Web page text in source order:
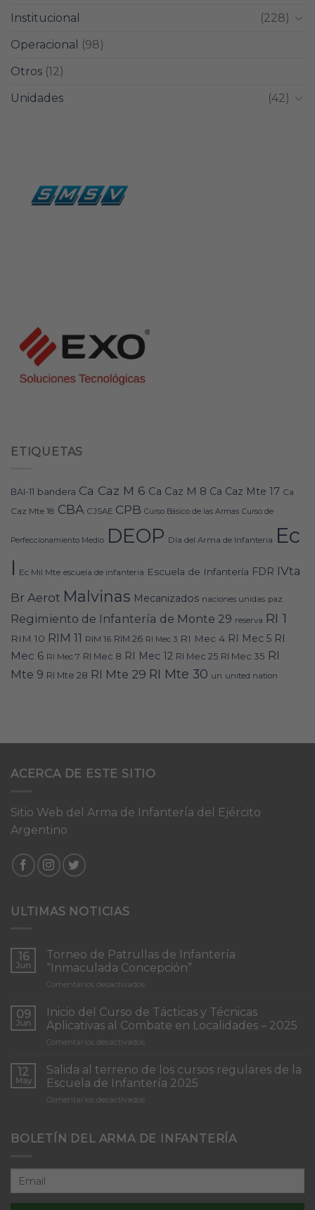
Institucional
(228)
Operacional
(98)
Otros (12)
Unidades
(42)
ETIQUETAS
BAI-11 bandera Ca Caz M 6 Ca Caz M 8 Ca Caz Mte 17 Ca
Caz Mte 18 CBA CJSAE CPB Curso Básico de las Armas Curso de
Perfeccionamiento Medio DEOP Día del Arma de Infantería Ec
I Ec Mil Mte escuela de infanteria Escuela de Infantería FDR IVta
Br Aerot Malvinas Mecanizados naciones unidas paz
Regimiento de Infantería de Monte 29 reserva RI 1
RIM 10 RIM 11 RIM 16 RIM 26 RI Mec 3 RI Mec 4 RI Mec 5 RI
Mec 6 RI Mec 7 RI Mec 8 RI Mec 12 RI Mec 25 RI Mec 35 RI
Mte 9 RI Mte 28 RI Mte 29 RI Mte 30 un united nation
ACERCA DE ESTE SITIO
Sitio Web del Arma de Infantería del Ejército
Argentino
ULTIMAS NOTICIAS
16
Jun
Torneo de Patrullas de Infantería
“Inmaculada Concepción”
Comentarios desactivadosen
de
Patrullas
de
Infantería
Concepción”
09
Jun
Inicio del Curso de Tácticas y Técnicas
Aplicativas al Combate en Localidades – 2025
Comentarios desactivadosen
del
Curso
de
Tácticas
Aplicativas
12
May
Salida al terreno de los cursos regulares de la
Escuela de Infantería 2025
Comentarios desactivadosen
terreno
cursos
de
BOLETÍN DEL ARMA DE INFANTERÍA